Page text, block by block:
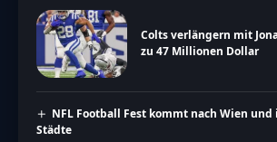
Colts verlängern mit
zu 47 Millionen Dollar
NFL Football Fest kommt nach Wien
Städte